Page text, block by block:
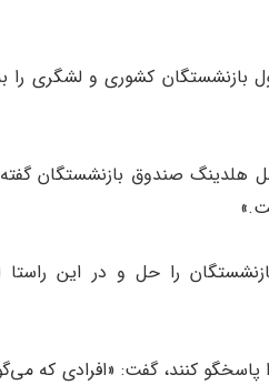
را حل و در این راستا
پاسخگو کنند، گفت: «افرادی که